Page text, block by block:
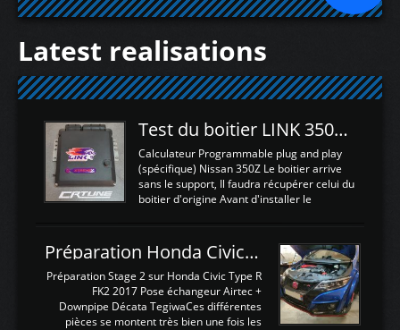
Latest realisations
Test du boitier LINK 350Z Plugin ECU
Calculateur Programmable plug and play
(spécifique) Nissan 350Z Le boitier arrive
sans le support, Il faudra récupérer celui du
boitier d'origine Avant d'installer le
d'envoyer l'information de la large bande
dans le boitier. sydney sweeney deepfake
La sortie 0-5V de l'afr sera connectée sur
l'entrée AN Volt 8 et GndAN pour
Analogique, et Volt car l'information est une
tension (Pas une résistance variable d'un
Préparation Honda Civic Type R FK2
Préparation Stage 2 sur Honda Civic Type R
FK2 2017 Pose échangeur Airtec +
Downpipe Décata TegiwaCes différentes
pièces se montent très bien une fois les